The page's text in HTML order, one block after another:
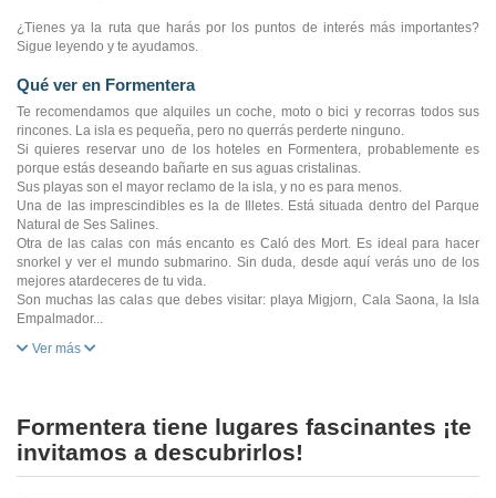
¿Tienes ya la ruta que harás por los puntos de interés más importantes?
Sigue leyendo y te ayudamos.
Qué ver en Formentera
Te recomendamos que alquiles un coche, moto o bici y recorras todos sus
rincones. La isla es pequeña, pero no querrás perderte ninguno.
Si quieres reservar uno de los hoteles en Formentera, probablemente es
porque estás deseando bañarte en sus aguas cristalinas.
Sus playas son el mayor reclamo de la isla, y no es para menos.
Una de las imprescindibles es la de Illetes. Está situada dentro del Parque
Natural de Ses Salines.
Otra de las calas con más encanto es Caló des Mort. Es ideal para hacer
snorkel y ver el mundo submarino. Sin duda, desde aquí verás uno de los
mejores atardeceres de tu vida.
Son muchas las calas que debes visitar: playa Migjorn, Cala Saona, la Isla
Empalmador...
Ver más
Formentera tiene lugares fascinantes ¡te
invitamos a descubrirlos!